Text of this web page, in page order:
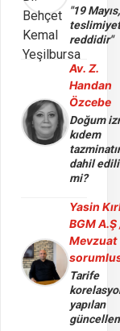
"19 Mayıs,
reddidir"
Av. Z.
Handan
Özcebe
Doğum
kıdem
dahil
mi?
Yasin
BGM A.Ş
Mevzuat
Tarife
yapılan